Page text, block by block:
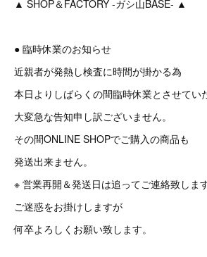
▲ SHOP＆FACTORY -ガシ山BASE- ▲
● 臨時休業のお知らせ
近親者が発熱し検査に時間が掛かる為
本日よりしばらくの間臨時休業とさせてい
大変急な告知申し訳ございません。
その間ONLINE SHOPでご購入の商品も
発送出来ません。
※ 営業再開＆発送日は追ってご連絡致します
ご迷惑をお掛けしますが
何卒よろしくお願い致します。